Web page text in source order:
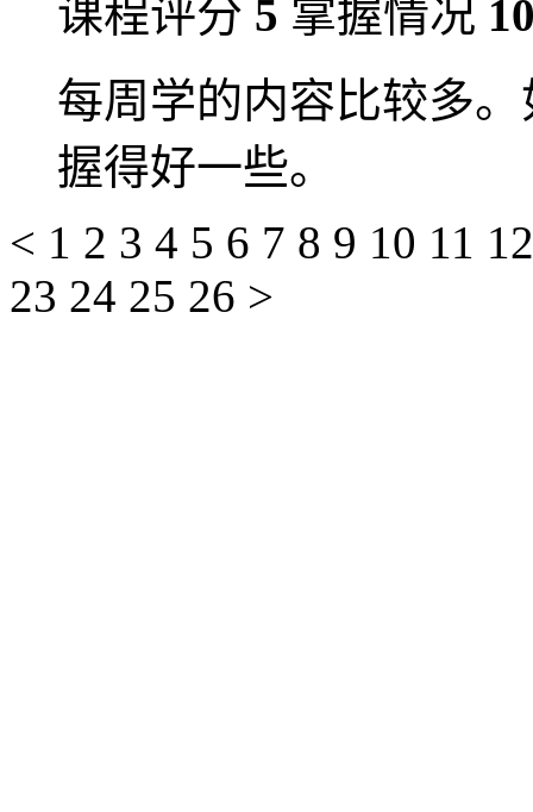
课程评分 5 掌握情况
每周学的内容比较多
握得好一些。
< 1 2 3 4 5 6 7 8 9 10 11
23 24 25 26 >